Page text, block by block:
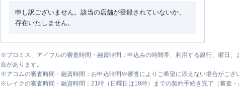
申し訳ございません。該当の店舗が登録されていないか、
存在いたしません。
※プロミス、アイフルの審査時間・融資時間：申込みの時間帯、利用する銀行、曜日
合があります。
※アコムの審査時間・融資時間：お申込時間や審査によりご希望に添えない場合がござ
※ レイクの審査時間・融資時間：21時（日曜日は18時）までの契約手続き完了（審査